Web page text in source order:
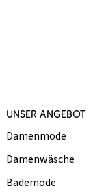
UNSER ANGEBOT
Damenmode
Damenwäsche
Bademode